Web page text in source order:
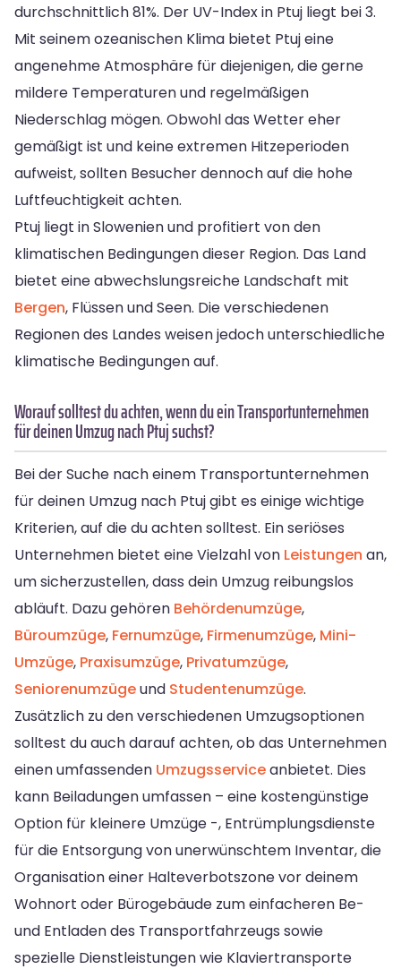
durchschnittlich 81%. Der UV-Index in Ptuj liegt bei 3.
Mit seinem ozeanischen Klima bietet Ptuj eine
angenehme Atmosphäre für diejenigen, die gerne
mildere Temperaturen und regelmäßigen
Niederschlag mögen. Obwohl das Wetter eher
gemäßigt ist und keine extremen Hitzeperioden
aufweist, sollten Besucher dennoch auf die hohe
Luftfeuchtigkeit achten.
Ptuj liegt in Slowenien und profitiert von den
klimatischen Bedingungen dieser Region. Das Land
bietet eine abwechslungsreiche Landschaft mit
Bergen, Flüssen und Seen. Die verschiedenen
Regionen des Landes weisen jedoch unterschiedliche
klimatische Bedingungen auf.
Worauf solltest du achten, wenn du ein Transportunternehmen
für deinen Umzug nach Ptuj suchst?
Bei der Suche nach einem Transportunternehmen
für deinen Umzug nach Ptuj gibt es einige wichtige
Kriterien, auf die du achten solltest. Ein seriöses
Unternehmen bietet eine Vielzahl von Leistungen an,
um sicherzustellen, dass dein Umzug reibungslos
abläuft. Dazu gehören Behördenumzüge,
Büroumzüge, Fernumzüge, Firmenumzüge, Mini-
Umzüge, Praxisumzüge, Privatumzüge,
Seniorenumzügeund Studentenumzüge.
Zusätzlich zu den verschiedenen Umzugsoptionen
solltest du auch darauf achten, ob das Unternehmen
einen umfassenden Umzugsserviceanbietet. Dies
kann Beiladungen umfassen – eine kostengünstige
Option für kleinere Umzüge -, Entrümplungsdienste
für die Entsorgung von unerwünschtem Inventar, die
Organisation einer Halteverbotszone vor deinem
Wohnort oder Bürogebäude zum einfacheren Be-
und Entladen des Transportfahrzeugs sowie
spezielle Dienstleistungen wie Klaviertransporte